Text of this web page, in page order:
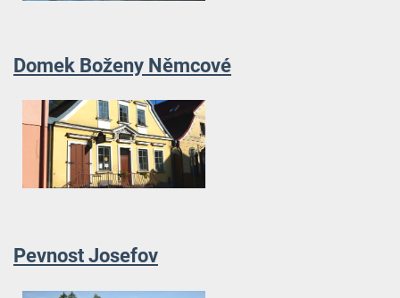
Domek Boženy Němcové
Pevnost Josefov